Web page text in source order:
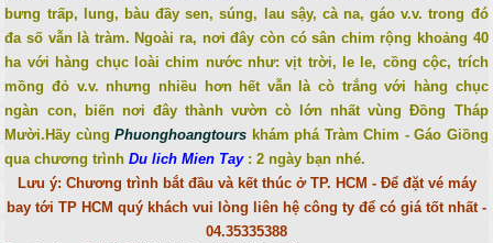
bưng trấp, lung, bàu đầy sen, súng, lau sậy, cà na, gáo v.v. trong đó
đa số vẫn là tràm. Ngoài ra, nơi đây còn có sân chim rộng khoảng 40
ha với hàng chục loài chim nước như: vịt trời, le le, cồng cộc, trích
mồng đỏ v.v. nhưng nhiều hơn hết vẫn là cò trắng với hàng chục
ngàn con, biến nơi đây thành vườn cò lớn nhất vùng Đồng Tháp
Mười. Hãy cùngPhuonghoangtours khám phá Tràm Chim - Gáo Giồng
qua chương trìnhDu lich Mien Tay: 2 ngày bạn nhé.
Lưu ý: Chương trình bắt đầu và kết thúc ở TP. HCM - Để đặt vé máy
bay tới TP HCM quý khách vui lòng liên hệ công ty để có giá tốt nhất -
04.35335388